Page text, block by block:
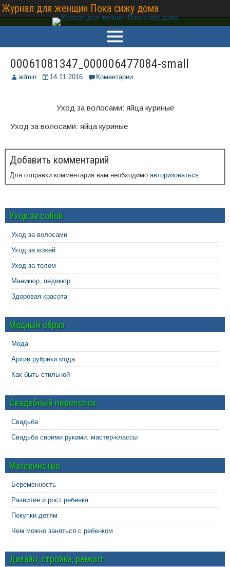
Журнал для женщин Пока сижу дома
00061081347_000006477084-small
admin 14.11.2016 Коментарии
Уход за волосами: яйца куриные
Уход за волосами: яйца куриные
Добавить комментарий
Для отправки комментария вам необходимо авторизоваться.
Уход за собой
Уход за волосами
Уход за кожей
Уход за телом
Маникюр, педикюр
Здоровая красота
Модный образ
Мода
Архив рубрики мода
Как быть стильной
Свадебный переполох
Свадьба
Свадьба своими руками: мастер-классы
Материнство
Беременность
Развитие и рост ребенка
Покупки детям
Чем можно заняться с ребенком
Дизайн, стройка, ремонт